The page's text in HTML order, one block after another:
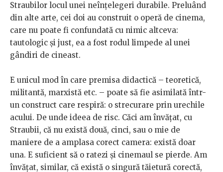
Straubilor locul unei neînțelegeri durabile. Preluând
din alte arte, cei doi au construit o operă de cinema,
care nu poate fi confundată cu nimic altceva:
tautologic și just, ea a fost rodul limpede al unei
gândiri de cineast.
E unicul mod în care premisa didactică – teoretică,
militantă, marxistă etc. – poate să fie asimilată într-
un construct care respiră: o strecurare prin urechile
acului. De unde ideea de risc. Căci am învățat, cu
Straubii, că nu există două, cinci, sau o mie de
maniere de a amplasa corect camera: există doar
una. E suficient să o ratezi și cinemaul se pierde. Am
învățat, similar, că există o singură tăietură corectă,